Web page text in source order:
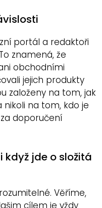
portál a redaktoři
znamená, že
obchodními
jejich produkty
založeny na tom, jak
na tom, kdo je
doporučení
když jde o složitá
Věříme,
cílem je vždy